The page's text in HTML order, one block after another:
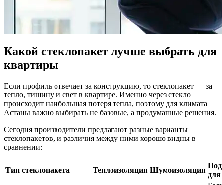
Какой стеклопакет лучше выбрать для
квартиры
Если профиль отвечает за конструкцию, то стеклопакет — за
тепло, тишину и свет в квартире. Именно через стекло
происходит наибольшая потеря тепла, поэтому для климата
Астаны важно выбирать не базовые, а продуманные решения.
Сегодня производители предлагают разные варианты
стеклопакетов, и различия между ними хорошо видны в
сравнении:
Тип стеклопакета Теплоизоляция Шумоизоляция
для